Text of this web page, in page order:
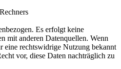
Es erfolgt keine
mit anderen Datenquellen. Wenn
eine rechtswidrige Nutzung bekannt
vor, diese Daten nachträglich zu